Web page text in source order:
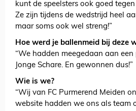
kunt de speelsters ook goed
Ze zijn tijdens de wedstrijd heel
maar soms ook wel streng!”
Hoe werd je ballenmeid bij deze
“We hadden meegedaan aan
Jonge Schare. En gewonnen dus!”
Wie is we?
“Wij van FC Purmerend Meiden
website hadden we ons als team